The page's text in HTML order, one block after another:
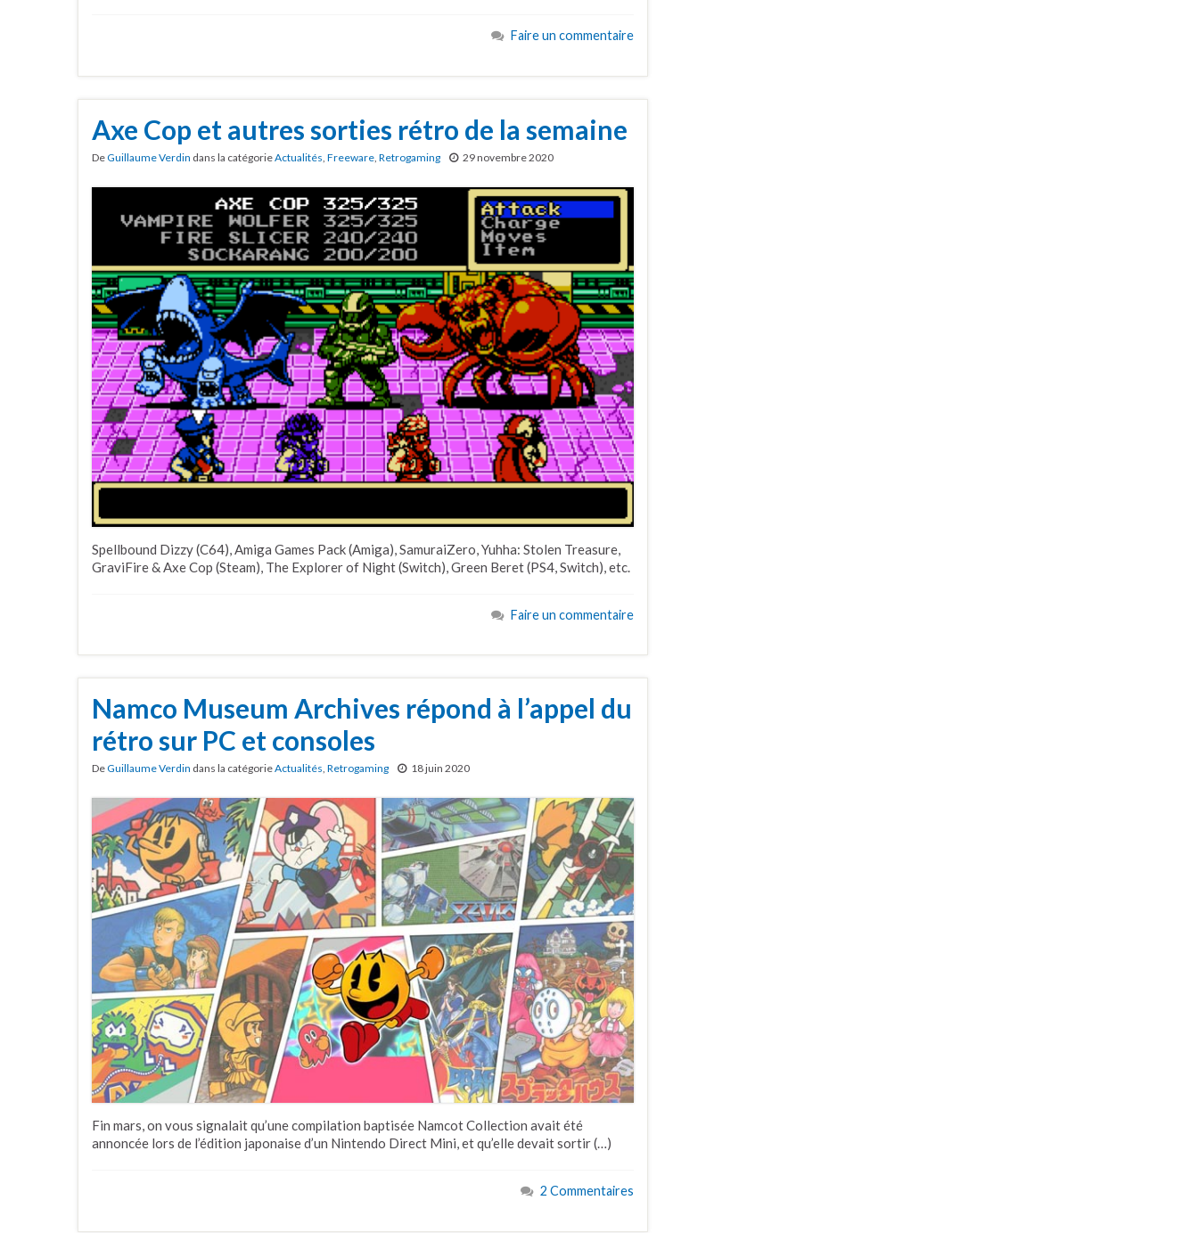
Faire un commentaire
Axe Cop et autres sorties rétro de la semaine
DeGuillaume Verdin dans la catégorieActualités Freeware Retrogaming 29 novembre 2020
Spellbound Dizzy (C64), Amiga Games Pack (Amiga), SamuraiZero, Yuhha: Stolen Treasure,
GraviFire & Axe Cop (Steam), The Explorer of Night (Switch), Green Beret (PS4, Switch), etc.
Faire un commentaire
Namco Museum Archives répond à l’appel du
rétro sur PC et consoles
DeGuillaume Verdin dans la catégorieActualités, Retrogaming 18 juin 2020
Fin mars, on vous signalait qu’une compilation baptisée Namcot Collection avait été
annoncée lors de l’édition japonaise d’un Nintendo Direct Mini, et qu’elle devait sortir (…)
2 Commentaires